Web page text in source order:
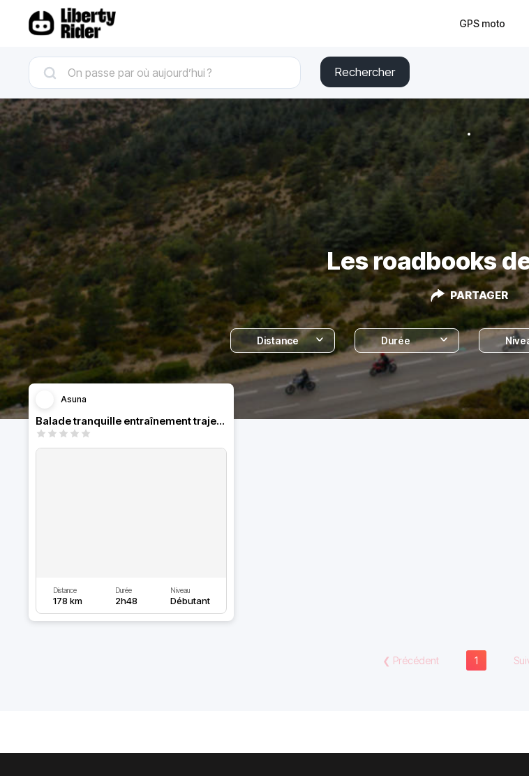
GPS moto
Rechercher
Les roadbooks
PARTAGER
Distance Durée
Asuna
Balade tranquille entraînement trajectoire
Distance
178 km
Durée
2h48
Niveau
Débutant
❮ Précédent 1